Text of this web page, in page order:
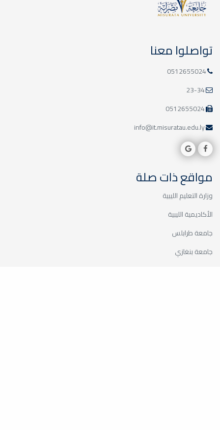
تواصلوا معنا
0512655024
23-34
0512655024
info@it.misuratau.edu.ly
مواقع ذات صلة
وزارة التعليم الليبية
الأكاديمية الليبية
جامعة طرابلس
جامعة بنغازي